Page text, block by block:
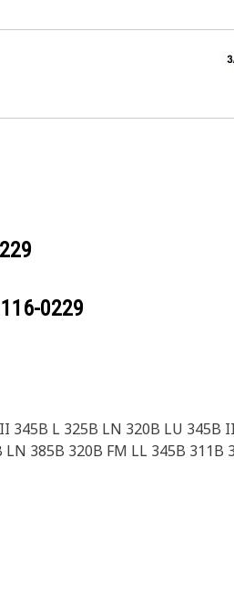
116-0229
345B L 325B LN 320B LU
385B 320B FM LL 345B 311B